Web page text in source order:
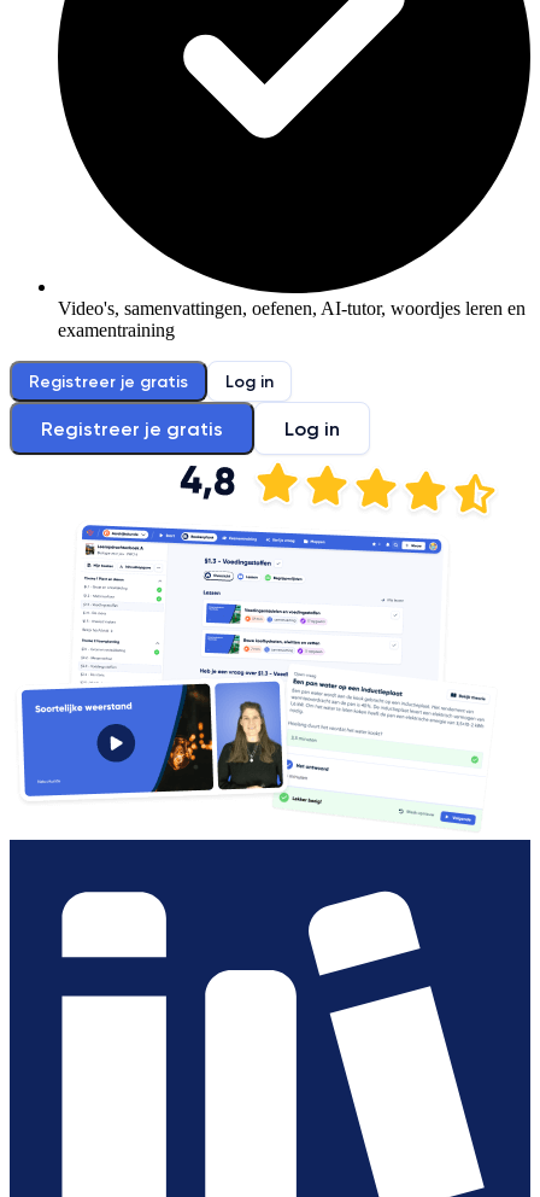
Video's, samenvattingen, oefenen, AI-tutor, woordjes leren en
examentraining
Registreer je gratis Log in
Registreer je gratis Log in